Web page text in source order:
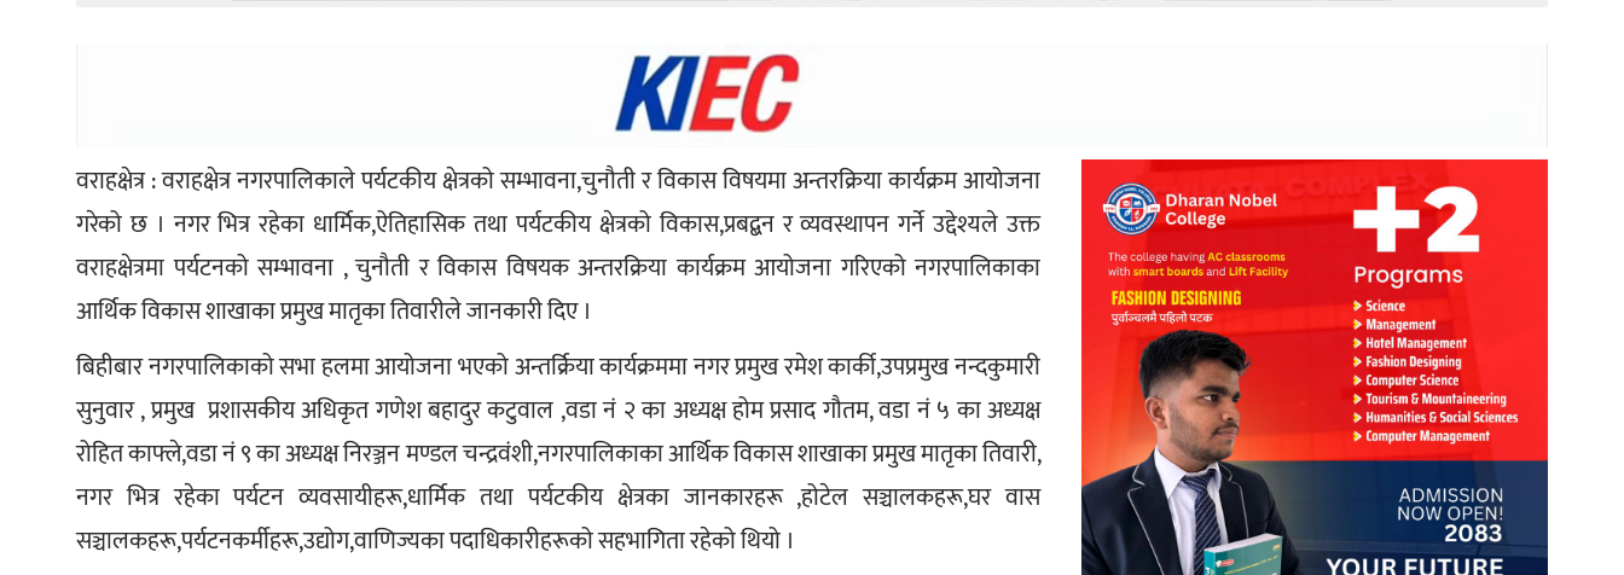
वराहक्षेत्र : वराहक्षेत्र नगरपालिकाले पर्यटकीय क्षेत्रको सम्भावना,चुनौती र विकास विषयमा अन्तरक्रिया कार्यक्रम आयोजना
गरेको छ । नगर भित्र रहेका धार्मिक,ऐतिहासिक तथा पर्यटकीय क्षेत्रको विकास,प्रबद्बन र व्यवस्थापन गर्ने उद्देश्यले उक्त
वराहक्षेत्रमा पर्यटनको सम्भावना , चुनौती र विकास विषयक अन्तरक्रिया कार्यक्रम आयोजना गरिएको नगरपालिकाका
आर्थिक विकास शाखाका प्रमुख मातृका तिवारीले जानकारी दिए ।
बिहीबार नगरपालिकाको सभा हलमा आयोजना भएको अन्तर्क्रिया कार्यक्रममा नगर प्रमुख रमेश कार्की,उपप्रमुख नन्दकुमारी
सुनुवार , प्रमुख  प्रशासकीय अधिकृत गणेश बहादुर कटुवाल ,वडा नं २ का अध्यक्ष होम प्रसाद गौतम, वडा नं ५ का अध्यक्ष
रोहित काफ्ले,वडा नं ९ का अध्यक्ष निरञ्जन मण्डल चन्द्रवंशी,नगरपालिकाका आर्थिक विकास शाखाका प्रमुख मातृका तिवारी,
नगर भित्र रहेका पर्यटन व्यवसायीहरू,धार्मिक तथा पर्यटकीय क्षेत्रका जानकारहरू ,होटेल सञ्चालकहरू,घर वास
सञ्चालकहरू,पर्यटनकर्मीहरू,उद्योग,वाणिज्यका पदाधिकारीहरूको सहभागिता रहेको थियो ।